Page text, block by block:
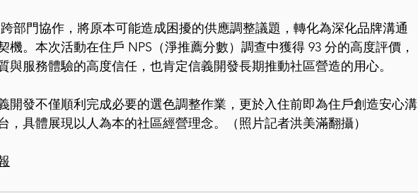
部門協作，將原本可能造成困擾的供應調整議題，轉化為深化品牌溝通
機。本次活動在住戶 NPS（淨推薦分數）調查中獲得 93 分的高度評價，
與服務體驗的高度信任，也肯定信義開發長期推動社區營造的用心。
開發不僅順利完成必要的選色調整作業，更於入住前即為住戶創造安心溝
，具體展現以人為本的社區經營理念。（照片記者洪美滿翻攝）